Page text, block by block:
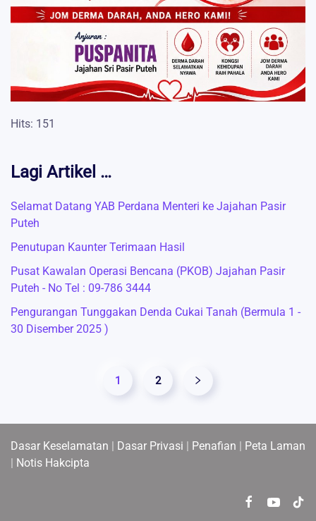
Hits: 151
Lagi Artikel …
Selamat Datang YAB Perdana Menteri ke Jajahan Pasir
Puteh
Penutupan Kaunter Terimaan Hasil
Pusat Kawalan Operasi Bencana (PKOB) Jajahan Pasir
Puteh - No Tel : 09-786 3444
Pengurangan Tunggakan Denda Cukai Tanah (Bermula 1 -
30 Disember 2025 )
1 2
Dasar Keselamatan | Dasar Privasi | Penafian | Peta Laman
| Notis Hakcipta